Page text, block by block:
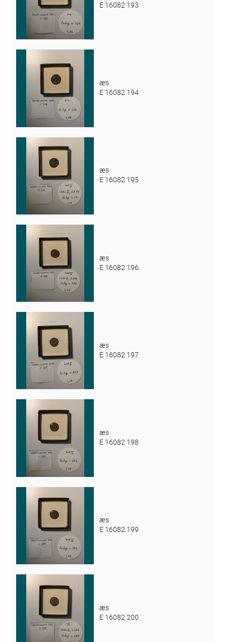
E 16082 193
æs
E 16082 194
æs
E 16082 195
æs
E 16082 196
æs
E 16082 197
æs
E 16082 198
æs
E 16082 199
æs
E 16082 200